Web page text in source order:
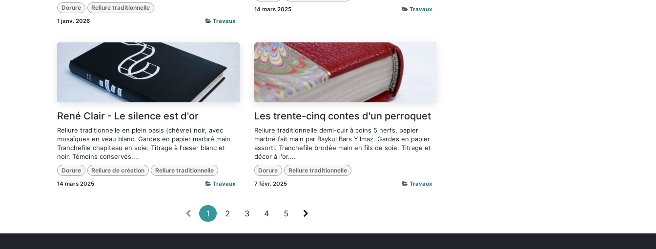
Dorure Reliure traditionnelle
1 janv. 2026 Travaux
14 mars 2025 Travaux
René Clair - Le silence est d'or
Reliure traditionnelle en plein oasis (chèvre) noir, avec
mosaïques en veau blanc. Gardes en papier marbré main.
Tranchefile chapiteau en soie. Titrage à l'œser blanc et
noir. Témoins conservés....
Dorure Reliure de création Reliure traditionnelle
14 mars 2025 Travaux
Les trente-cinq contes d'un perroquet
Reliure traditionnelle demi-cuir à coins 5 nerfs, papier
marbré fait main par Baykul Bars Yilmaz. Gardes en papier
assorti. Tranchefile brodée main en fils de soie. Titrage et
décor à l'or....
Dorure Reliure traditionnelle
7 févr. 2025 Travaux
1 2 3 4 5